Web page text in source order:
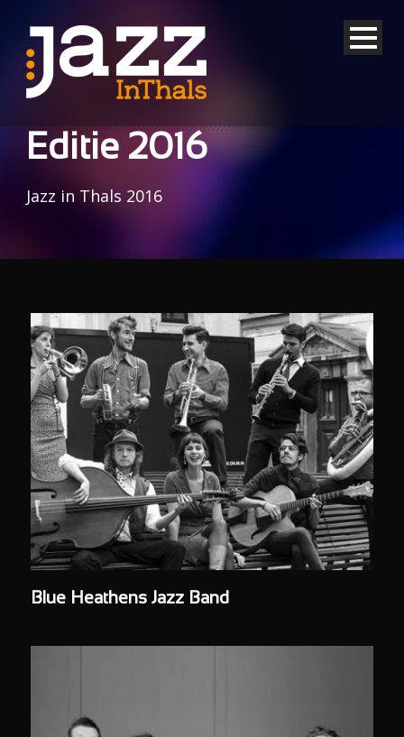
Editie 2016
Jazz in Thals 2016
Blue Heathens Jazz Band